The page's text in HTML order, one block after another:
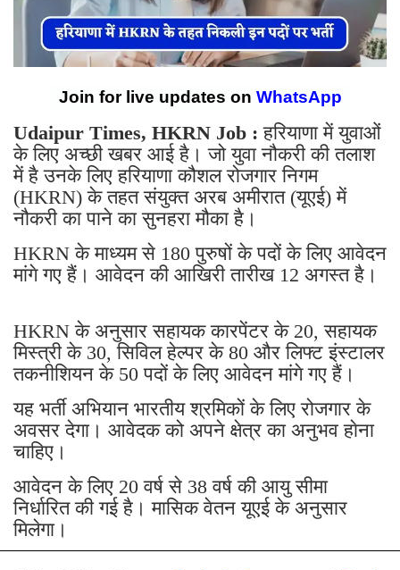
Join for live updates on WhatsApp
Udaipur Times, HKRN Job : हरियाणा में युवाओं
के लिए अच्छी खबर आई है। जो युवा नौकरी की तलाश
में है उनके लिए हरियाणा कौशल रोजगार निगम
(HKRN) के तहत संयुक्त अरब अमीरात (यूएई) में
नौकरी का पाने का सुनहरा मौका है।
HKRN के माध्यम से 180 पुरुषों के पदों के लिए आवेदन
मांगे गए हैं। आवेदन की आखिरी तारीख 12 अगस्त है।
HKRN के अनुसार सहायक कारपेंटर के 20, सहायक
मिस्त्री के 30, सिविल हेल्पर के 80 और लिफ्ट इंस्टालर
तकनीशियन के 50 पदों के लिए आवेदन मांगे गए हैं।
यह भर्ती अभियान भारतीय श्रमिकों के लिए रोजगार के
अवसर देगा। आवेदक को अपने क्षेत्र का अनुभव हाेना
चाहिए।
आवेदन के लिए 20 वर्ष से 38 वर्ष की आयु सीमा
निर्धारित की गई है। मासिक वेतन यूएई के अनुसार
मिलेगा।